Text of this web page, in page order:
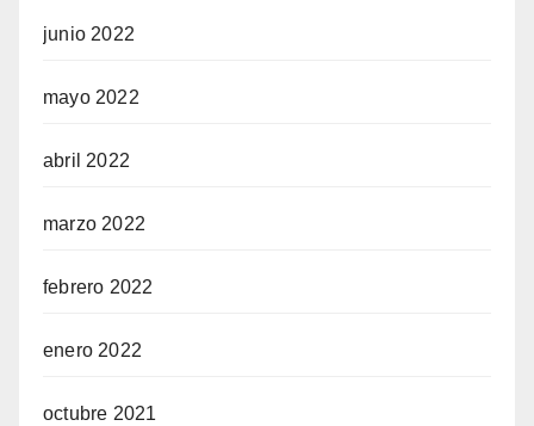
junio 2022
mayo 2022
abril 2022
marzo 2022
febrero 2022
enero 2022
octubre 2021